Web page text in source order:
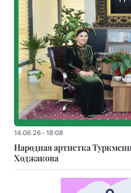
14.06.26 - 18:08
Народная артистка
Ходжакова